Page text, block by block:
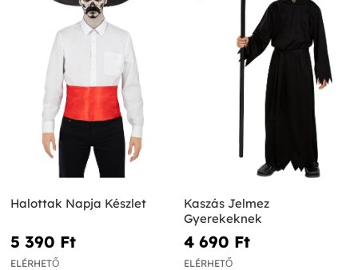
Halottak Napja Készlet
5 390 Ft‎
ELÉRHETŐ
Kaszás Jelmez
Gyerekeknek
4 690 Ft‎
ELÉRHETŐ